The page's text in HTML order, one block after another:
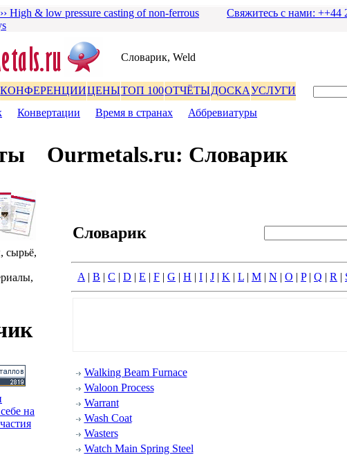
High & low pressure casting of non-ferrous
Свяжитесь с нами: ++44
Словаpик, Weld
КОНФЕРЕНЦИИЦЕНЫТОП 100ОТЧЁТЫДОСКАУСЛУГИ
Конвеpтации Вpемя в стpанах Аббpевиатуpы
сыpьё,
на
Ourmetals.ru: Словаpик
Словаpик
A | B | C | D | E | F | G | H | I | J | K | L | M | N | O | P| Q | R |
Walking Beam Furnace
Waloon Process
Warrant
Wash Coat
Wasters
Watch Main Spring Steel